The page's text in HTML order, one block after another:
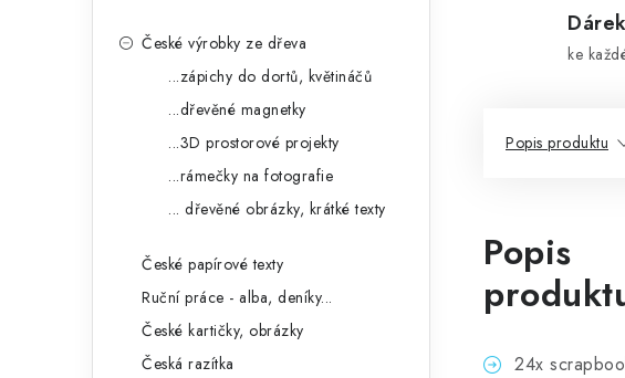
České výrobky ze dřeva
...zápichy do dortů, květináčů
...dřevěné magnetky
...3D prostorové projekty
...rámečky na fotografie
... dřevěné obrázky, krátké texty
České papírové texty
Ruční práce - alba, deníky...
České kartičky, obrázky
Česká razítka
ke
Popis produktu
Popis
24x